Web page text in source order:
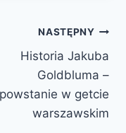
NASTĘPNY
Historia Jakuba
Goldbluma –
powstanie w getcie
warszawskim